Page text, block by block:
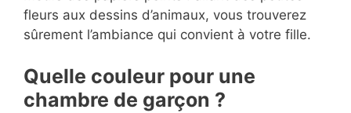
fleurs aux dessins d’animaux, vous trouverez
sûrement l’ambiance qui convient à votre fille.
Quelle couleur pour une
chambre de garçon ?